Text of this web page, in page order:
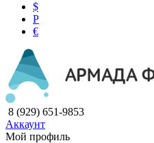
$
Р
€
8 (929) 651-9853
Аккаунт
Мой профиль